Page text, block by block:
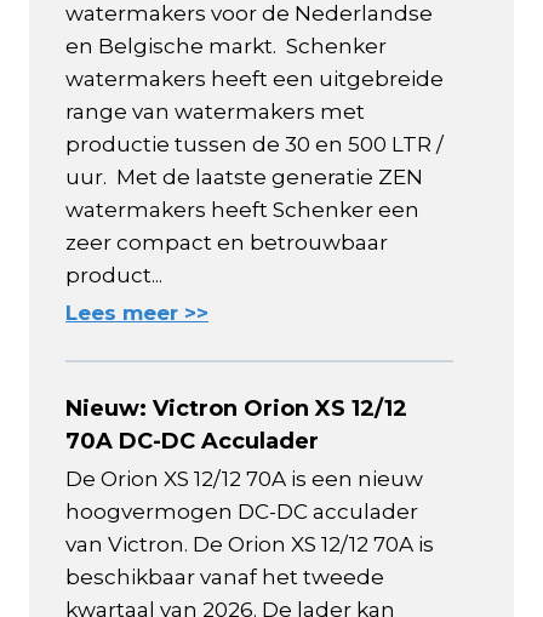
watermakers voor de Nederlandse
en Belgische markt. Schenker
watermakers heeft een uitgebreide
range van watermakers met
productie tussen de 30 en 500 LTR /
uur. Met de laatste generatie ZEN
watermakers heeft Schenker een
zeer compact en betrouwbaar
product...
Lees meer >>
Nieuw: Victron Orion XS 12/12
70A DC-DC Acculader
De Orion XS 12/12 70A is een nieuw
hoogvermogen DC-DC acculader
van Victron. De Orion XS 12/12 70A is
beschikbaar vanaf het tweede
kwartaal van 2026. De lader kan